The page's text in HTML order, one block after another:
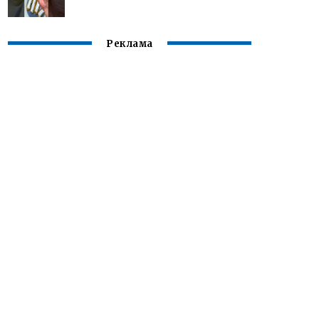
Реклама